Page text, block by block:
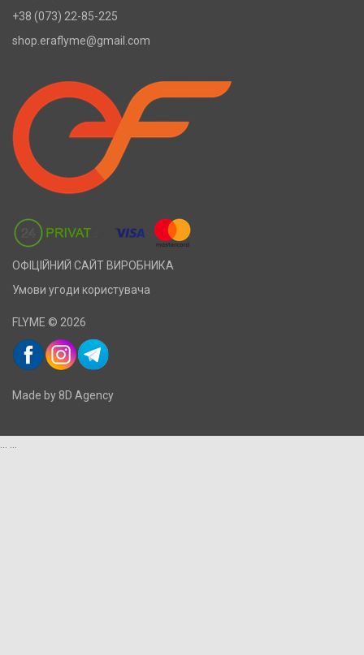
+38 (073) 22-85-225
shop.eraflyme@gmail.com
ОФІЦІЙНИЙ САЙТ ВИРОБНИКА
Умови угоди користувача
FLYME © 2026
Made by 8D Agency
... ...